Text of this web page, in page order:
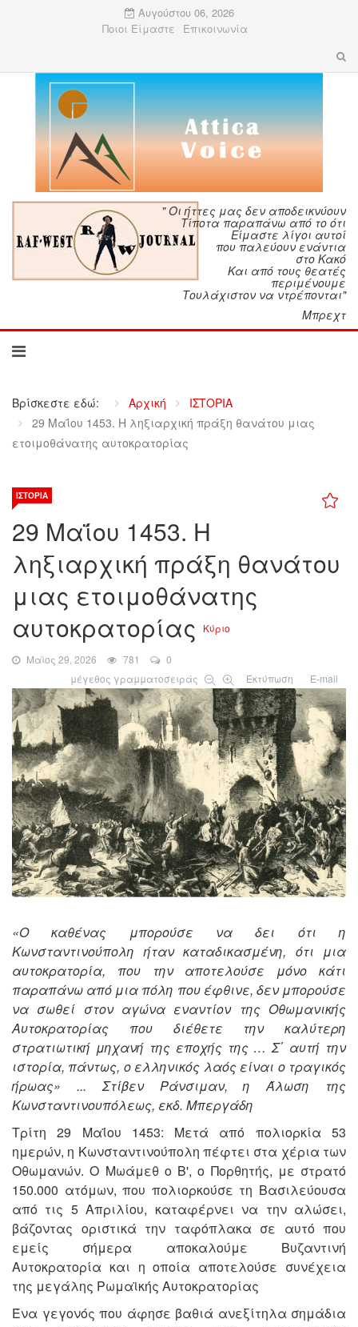
Αυγούστου 06, 2026
Ποιοι Είμαστε
Επικοινωνία
" Οι ήττες μας δεν αποδεικνύουν
Τίποτα παραπάνω από το ότι
Είμαστε λίγοι αυτοί
που παλεύουν ενάντια
στο Κακό
Και από τους θεατές
περιμένουμε
Τουλάχιστον να ντρέπονται"
Μπρεχτ
Βρίσκεστε εδώ: Αρχική
ΙΣΤΟΡΙΑ
29 Μαΐου 1453. Η ληξιαρχική πράξη θανάτου μιας
ετοιμοθάνατης αυτοκρατορίας
ΙΣΤΟΡΊΑ
29 Μαΐου 1453. Η
ληξιαρχική πράξη θανάτου
μιας ετοιμοθάνατης
αυτοκρατορίας
Κύριο
Μαϊος 29, 2026 781
0
μέγεθος γραμματοσειράς
Εκτύπωση E-mail
«Ο καθένας μπορούσε να δει ότι η
Κωνσταντινούπολη ήταν καταδικασμένη, ότι μια
αυτοκρατορία, που την αποτελούσε μόνο κάτι
παραπάνω από μια πόλη που έφθινε, δεν μπορούσε
να σωθεί στον αγώνα εναντίον της Οθωμανικής
Αυτοκρατορίας που διέθετε την καλύτερη
στρατιωτική μηχανή της εποχής της … Σ΄ αυτή την
ιστορία, πάντως, ο ελληνικός λαός είναι ο τραγικός
ήρωας» ...Στίβεν Ράνσιμαν, η Άλωση της
Κωνσταντινουπόλεως, εκδ. Μπεργάδη
Τρίτη 29 Μαΐου 1453: Μετά από πολιορκία 53
ημερών, η Κωνσταντινούπολη πέφτει στα χέρια των
Οθωμανών. Ο Μωάμεθ ο Β', ο Πορθητής, με στρατό
150.000 ατόμων, που πολιορκούσε τη Βασιλεύουσα
από τις 5 Απριλίου, καταφέρνει να την αλώσει,
βάζοντας οριστικά την ταφόπλακα σε αυτό που
εμείς σήμερα αποκαλούμε Βυζαντινή
Αυτοκρατορία και η οποία αποτελούσε συνέχεια
της μεγάλης Ρωμαϊκής Αυτοκρατορίας
Ένα γεγονός που άφησε βαθιά ανεξίτηλα σημάδια